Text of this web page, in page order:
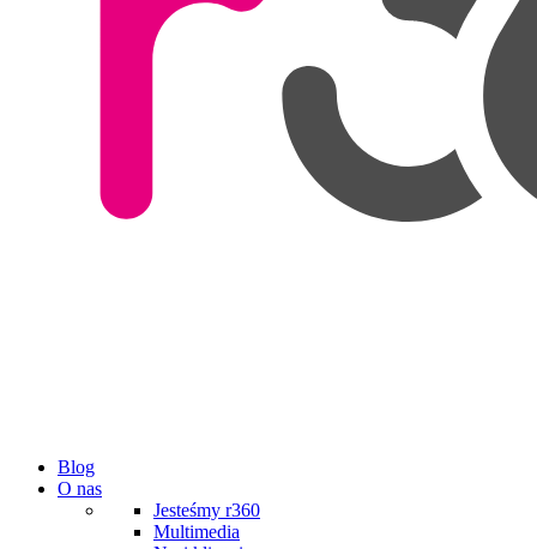
Blog
O nas
Jesteśmy r360
Multimedia